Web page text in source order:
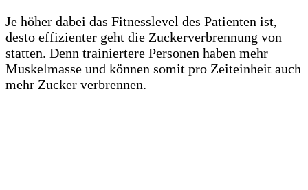
Je höher dabei das Fitnesslevel des Patienten ist,
desto effizienter geht die Zuckerverbrennung von
statten. Denn trainiertere Personen haben mehr
Muskelmasse und können somit pro Zeiteinheit auch
mehr Zucker verbrennen.